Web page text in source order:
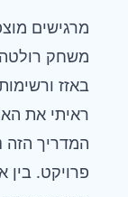
משחק
באזז
ראיתי את
פרויקט.